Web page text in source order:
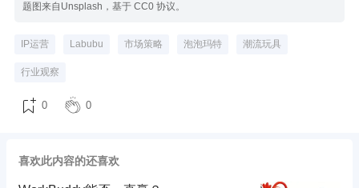
题图来自Unsplash，基于 CC0 协议。
IP运营 Labubu 市场策略 泡泡玛特 潮流玩具
行业观察
0 0
喜欢此内容的还喜欢